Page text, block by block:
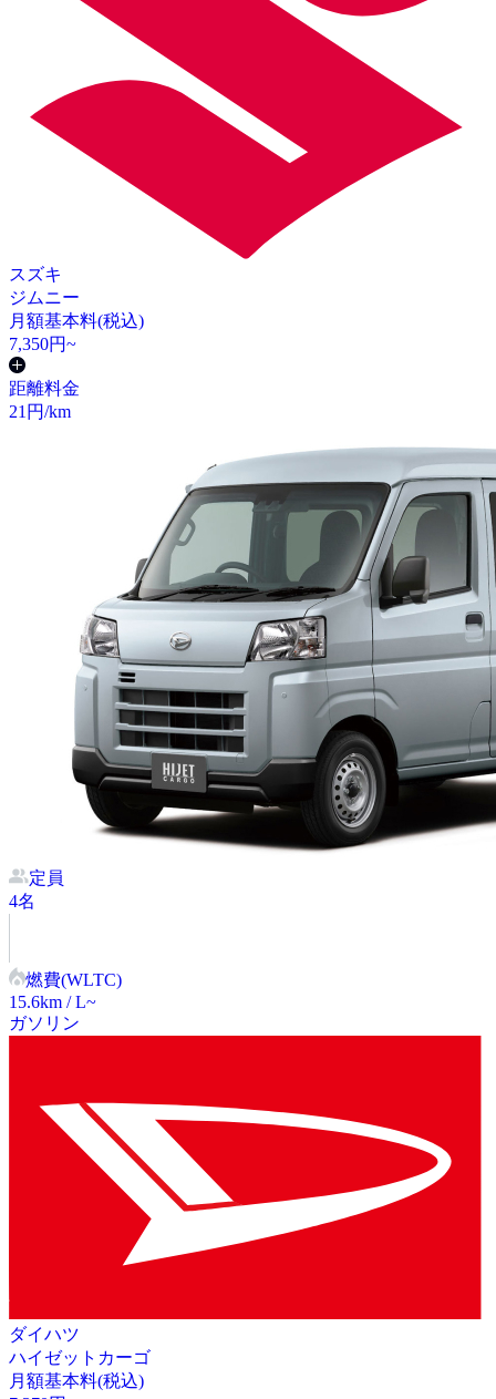
スズキ
ジムニー
月額基本料(税込)
7,350円~
距離料金
21 円/km
定員
4名
燃費(WLTC)
15.6km / L~
ガソリン
ダイハツ
ハイゼットカーゴ
月額基本料(税込)